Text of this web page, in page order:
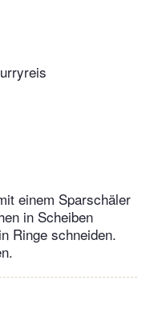
einem Sparschäler
in Scheiben
Ringe schneiden.